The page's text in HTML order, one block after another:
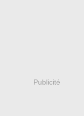
Publicité